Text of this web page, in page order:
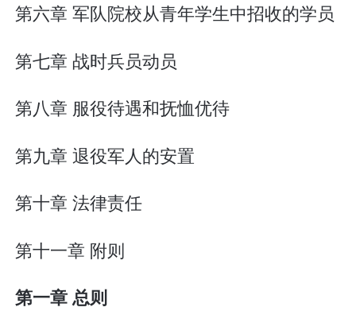
第六章 军队院校从青年学生中招收的学员
第七章 战时兵员动员
第八章 服役待遇和抚恤优待
第九章 退役军人的安置
第十章 法律责任
第十一章 附则
第一章 总则